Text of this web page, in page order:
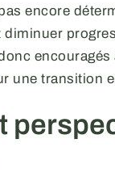
encore
encouragés
une transition